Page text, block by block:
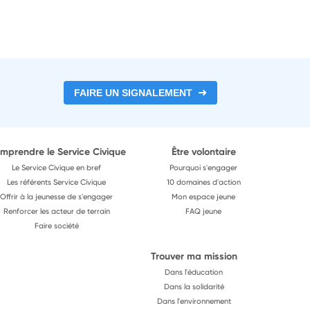
FAIRE UN SIGNALEMENT
le Service Civique
Le Service Civique en bref
Les référents Service Civique
Offrir à la jeunesse de s'engager
Renforcer les acteur de terrain
Faire société
Être volontaire
Pourquoi s'engager
10 domaines d'action
Mon espace jeune
FAQ jeune
Trouver ma mission
Dans l'éducation
Dans la solidarité
Dans l'environnement